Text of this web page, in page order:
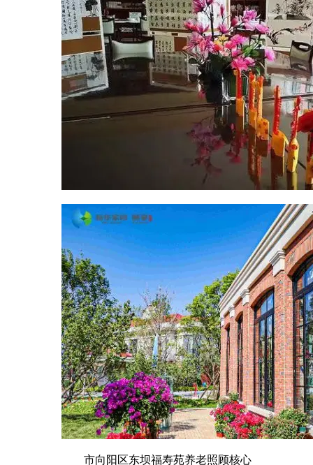
市向阳区东坝福寿苑养老照顾核心